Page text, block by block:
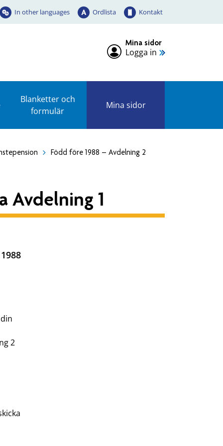
In other languages Ordlista Kontakt
Mina sidor
Logga in
Blanketter och
formulär
Mina sidor
Född före 1988 – Avdelning 2
Avdelning 1
2